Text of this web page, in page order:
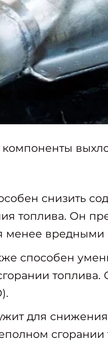
снизить
топлива. Он
менее вредными
способен
топлива.
для